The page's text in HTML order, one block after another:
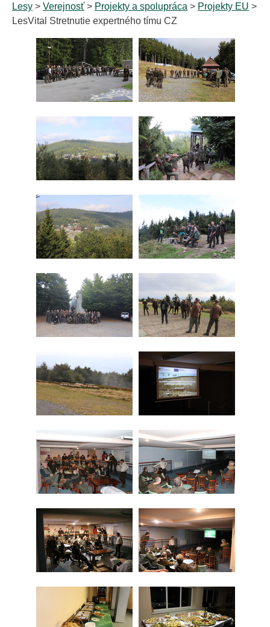
Lesy > Verejnosť > Projekty a spolupráca > Projekty EU >
LesVital Stretnutie expertného tímu CZ